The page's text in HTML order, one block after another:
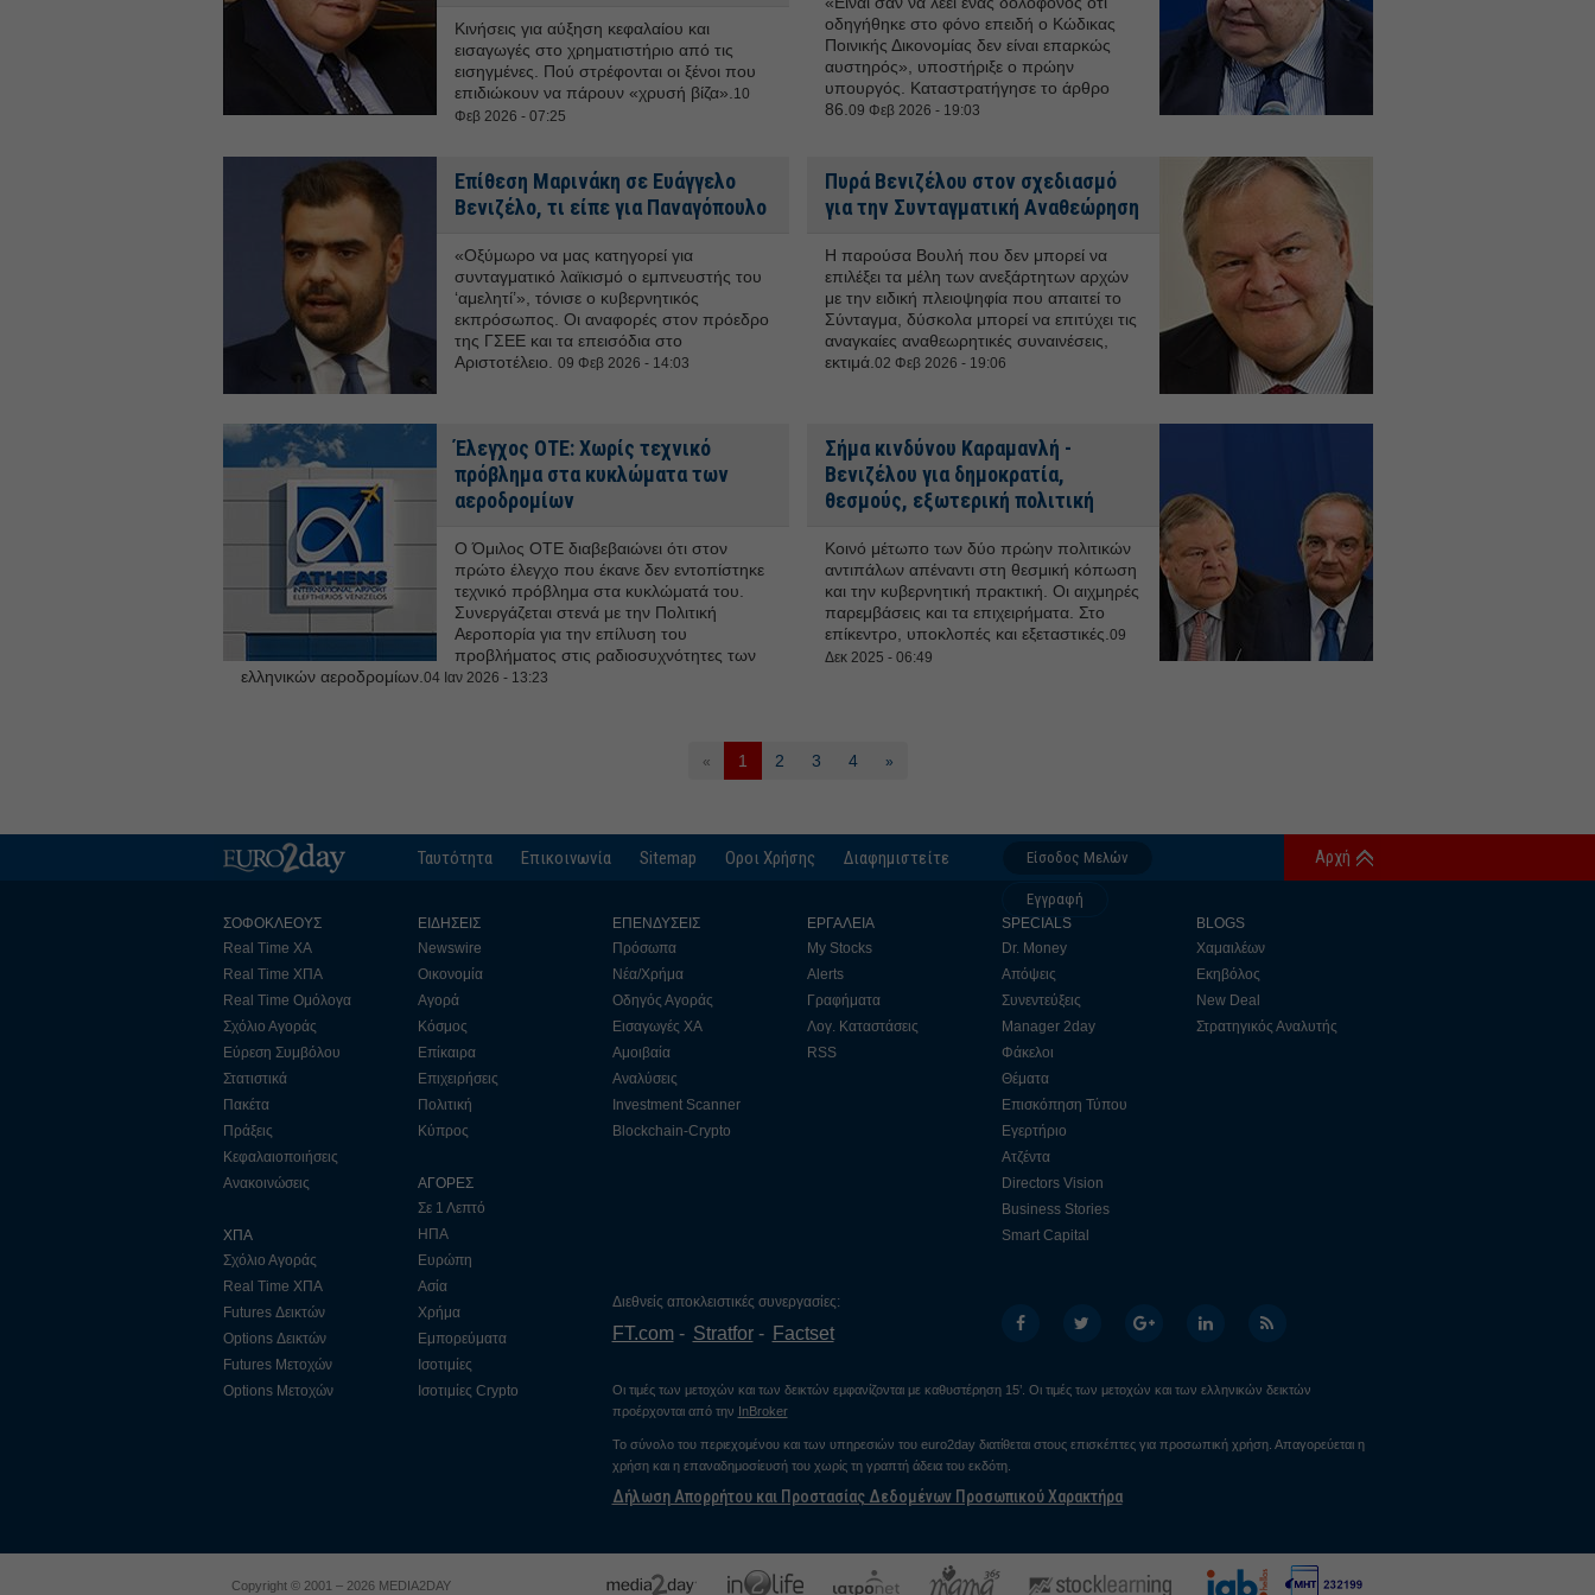
Κινήσεις για αύξηση κεφαλαίου και
εισαγωγές στο χρηματιστήριο από τις
εισηγμένες. Πού στρέφονται οι ξένοι που
επιδιώκουν να πάρουν «χρυσή βίζα». 10
Φεβ 2026 - 07:25
οδηγήθηκε στο φόνο επειδή ο Κώδικας
Ποινικής Δικονομίας δεν είναι επαρκώς
αυστηρός», υποστήριξε ο πρώην
υπουργός. Καταστρατήγησε το άρθρο
86. 09 Φεβ 2026 - 19:03
Επίθεση Μαρινάκη σε Ευάγγελο
Βενιζέλο, τι είπε για Παναγόπουλο
«Οξύμωρο να μας κατηγορεί για
συνταγματικό λαϊκισμό ο εμπνευστής του
‘αμελητί’», τόνισε ο κυβερνητικός
εκπρόσωπος. Οι αναφορές στον πρόεδρο
της ΓΣΕΕ και τα επεισόδια στο
Αριστοτέλειο.
09 Φεβ 2026 - 14:03
Πυρά Βενιζέλου στον σχεδιασμό
για την Συνταγματική Αναθεώρηση
Η παρούσα Βουλή που δεν μπορεί να
επιλέξει τα μέλη των ανεξάρτητων αρχών
με την ειδική πλειοψηφία που απαιτεί το
Σύνταγμα, δύσκολα μπορεί να επιτύχει τις
αναγκαίες αναθεωρητικές συναινέσεις,
εκτιμά. 02 Φεβ 2026 - 19:06
Έλεγχος ΟΤΕ: Χωρίς τεχνικό
πρόβλημα στα κυκλώματα των
αεροδρομίων
Ο Όμιλος ΟΤΕ διαβεβαιώνει ότι στον
πρώτο έλεγχο που έκανε δεν εντοπίστηκε
τεχνικό πρόβλημα στα κυκλώματά του.
Συνεργάζεται στενά με την Πολιτική
Αεροπορία για την επίλυση του
προβλήματος στις ραδιοσυχνότητες των
ελληνικών αεροδρομίων. 04 Ιαν 2026 - 13:23
Σήμα κινδύνου Καραμανλή -
Βενιζέλου για δημοκρατία,
θεσμούς, εξωτερική πολιτική
Κοινό μέτωπο των δύο πρώην πολιτικών
αντιπάλων απέναντι στη θεσμική κόπωση
και την κυβερνητική πρακτική. Οι αιχμηρές
παρεμβάσεις και τα επιχειρήματα. Στο
επίκεντρο, υποκλοπές και εξεταστικές. 09
Δεκ 2025 - 06:49
« 1 2 3 4 »
Ταυτότητα Επικοινωνία Sitemap Οροι Χρήσης Διαφημιστείτε Είσοδος Μελών
Εγγραφή
Αρχή
ΣΟΦΟΚΛΕΟΥΣ
Real Time ΧΑ
Real Time ΧΠΑ
Real Time Ομόλογα
Σχόλιο Αγοράς
Εύρεση Συμβόλου
Στατιστικά
Πακέτα
Πράξεις
Κεφαλαιοποιήσεις
Ανακοινώσεις
ΧΠΑ
Σχόλιο Αγοράς
Real Time ΧΠΑ
Futures Δεικτών
Options Δεικτών
Futures Μετοχών
Options Μετοχών
ΕΙΔΗΣΕΙΣ
Newswire
Οικονομία
Αγορά
Κόσμος
Επίκαιρα
Επιχειρήσεις
Πολιτική
Κύπρος
ΑΓΟΡΕΣ
Σε 1 Λεπτό
ΗΠΑ
Ευρώπη
Ασία
Χρήμα
Εμπορεύματα
Ισοτιμίες
Ισοτιμίες Crypto
ΕΠΕΝΔΥΣΕΙΣ
Πρόσωπα
Νέα/Χρήμα
Οδηγός Αγοράς
Εισαγωγές ΧΑ
Αμοιβαία
Αναλύσεις
Investment Scanner
Blockchain-Crypto
ΕΡΓΑΛΕΙΑ
My Stocks
Alerts
Γραφήματα
Λογ. Καταστάσεις
RSS
SPECIALS
Dr. Money
Απόψεις
Συνεντεύξεις
Manager 2day
Φάκελοι
Θέματα
Επισκόπηση Τύπου
Εγερτήριο
Ατζέντα
Directors Vision
Business Stories
Smart Capital
BLOGS
Χαμαιλέων
Εκηβόλος
New Deal
Στρατηγικός Αναλυτής
Διεθνείς αποκλειστικές συνεργασίες:
FT.com Stratfor Factset
Οι τιμές των μετοχών και των δεικτών εμφανίζονται με καθυστέρηση 15’. Οι τιμές των μετοχών και των ελληνικών δεικτών
προέρχονται από την InBroker
Το σύνολο του περιεχομένου και των υπηρεσιών του euro2day διατίθεται στους επισκέπτες για προσωπική χρήση. Απαγορεύεται η
χρήση και η επαναδημοσίευσή του χωρίς τη γραπτή άδεια του εκδότη.
Δήλωση Απορρήτου και Προστασίας Δεδομένων Προσωπικού Χαρακτήρα
Copyright © 2001 – 2026 MEDIA2DAY